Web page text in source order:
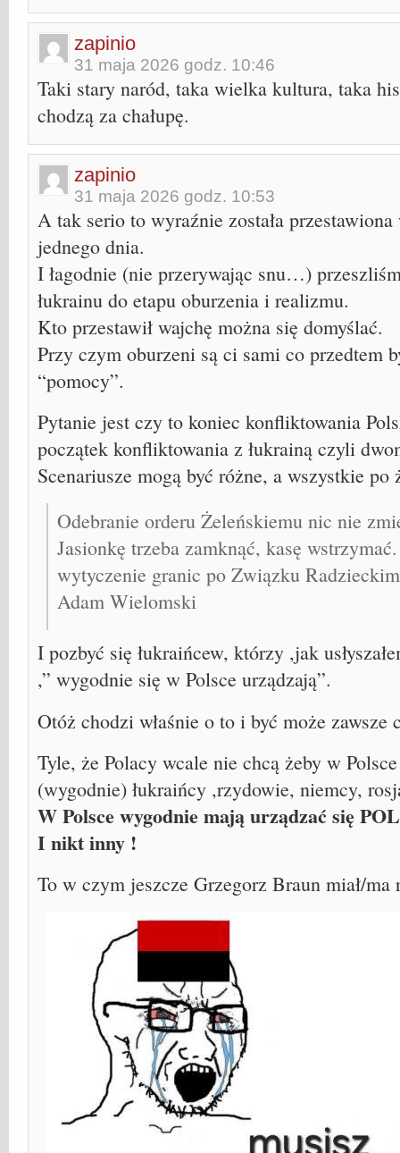
zapinio
31 maja 2026 godz. 10:46
Taki stary naród, taka wielka kultura, taka
chodzą za chałupę.
zapinio
31 maja 2026 godz. 10:53
A tak serio to wyraźnie została
jednego dnia.
I łagodnie (nie przerywając snu…)
łukrainu do etapu oburzenia i realizmu.
Kto przestawił wajchę można się domyślać.
Przy czym oburzeni są ci sami co przedtem
“pomocy”.
Pytanie jest czy to koniec konfliktowania
początek konfliktowania z łukrainą czyli
Scenariusze mogą być różne, a wszystkie
Odebranie orderu Żeleńskiemu nic nie
Jasionkę trzeba zamknąć, kasę
wytyczenie granic po Związku
Adam Wielomski
I pozbyć się łukraińcew, którzy ,jak
,” wygodnie się w Polsce urządzają”.
Otóż chodzi właśnie o to i być może zawsze
Tyle, że Polacy wcale nie chcą żeby w
(wygodnie) łukraińcy ,rzydowie, niemcy,
W Polsce wygodnie mają urządzać się
I nikt inny !
To w czym jeszcze Grzegorz Braun miał/ma